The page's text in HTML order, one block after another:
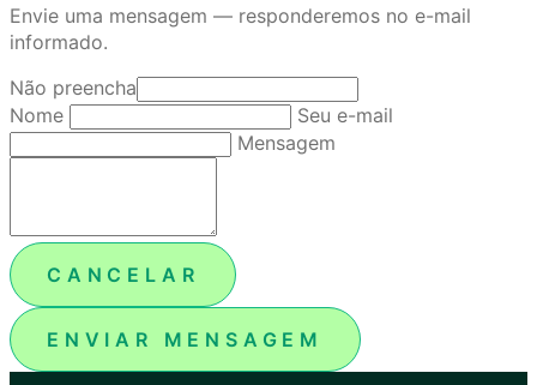
Envie uma mensagem — responderemos no e-mail
informado.
Não preencha
Nome
Seu e-mail
Mensagem
CANCELAR
ENVIAR MENSAGEM